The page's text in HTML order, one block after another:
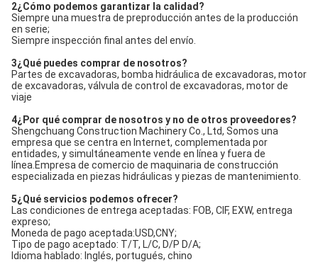
2¿Cómo podemos garantizar la calidad?
Siempre una muestra de preproducción antes de la producción
en serie;
Siempre inspección final antes del envío.
3¿Qué puedes comprar de nosotros?
Partes de excavadoras, bomba hidráulica de excavadoras, motor
de excavadoras, válvula de control de excavadoras, motor de
viaje
4¿Por qué comprar de nosotros y no de otros proveedores?
Shengchuang Construction Machinery Co., Ltd, Somos una
empresa que se centra en Internet, complementada por
entidades, y simultáneamente vende en línea y fuera de
línea.Empresa de comercio de maquinaria de construcción
especializada en piezas hidráulicas y piezas de mantenimiento.
5¿Qué servicios podemos ofrecer?
Las condiciones de entrega aceptadas: FOB, CIF, EXW, entrega
expreso;
Moneda de pago aceptada:USD,CNY;
Tipo de pago aceptado: T/T, L/C, D/P D/A;
Idioma hablado: Inglés, portugués, chino